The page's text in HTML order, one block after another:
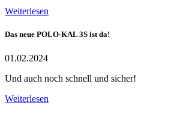
Weiterlesen
Das neue POLO-KAL 3S ist da!
01.02.2024
Und auch noch schnell und sicher!
Weiterlesen